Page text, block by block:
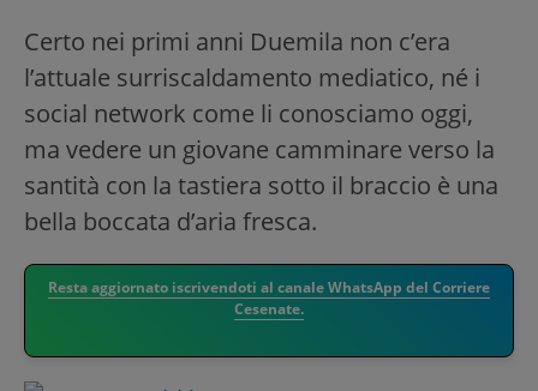
Certo nei primi anni Duemila non c’era
l’attuale surriscaldamento mediatico, né i
social network come li conosciamo oggi,
ma vedere un giovane camminare verso la
santità con la tastiera sotto il braccio è una
bella boccata d’aria fresca.
Resta aggiornato iscrivendoti al canale WhatsApp del Corriere
Cesenate.